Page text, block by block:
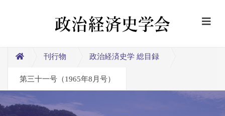
刊行物 政治経済史学 総目録
第三十一号（1965年8月号）